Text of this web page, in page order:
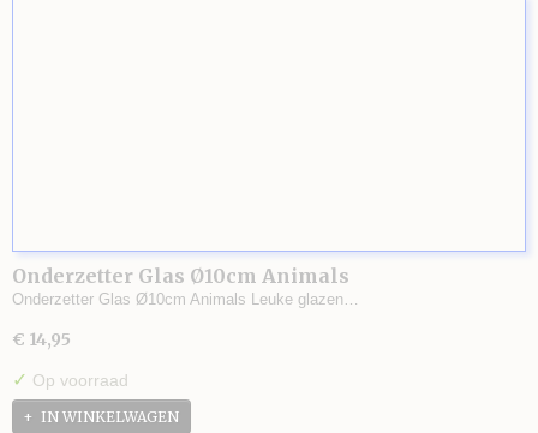
Onderzetter Glas Ø10cm Animals
Onderzetter Glas Ø10cm Animals Leuke glazen…
€ 14,95
✓ Op voorraad
IN WINKELWAGEN